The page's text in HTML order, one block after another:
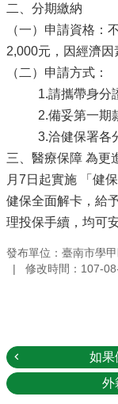
二、分期繳納
（一）申請資格：
2,000元，因經濟因
（二）申請方式：
1.請攜帶身分
2.備妥第一期
3.洽健保署各
三、醫療保障 為更
月7日起實施 「健
健保全面解卡，給
理投保手續，均可
發布單位：臺南市學
修改時間：107-
如果
外